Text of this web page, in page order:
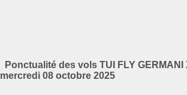
Ponctualité des vols TUI FLY GERMANI
mercredi 08 octobre 2025